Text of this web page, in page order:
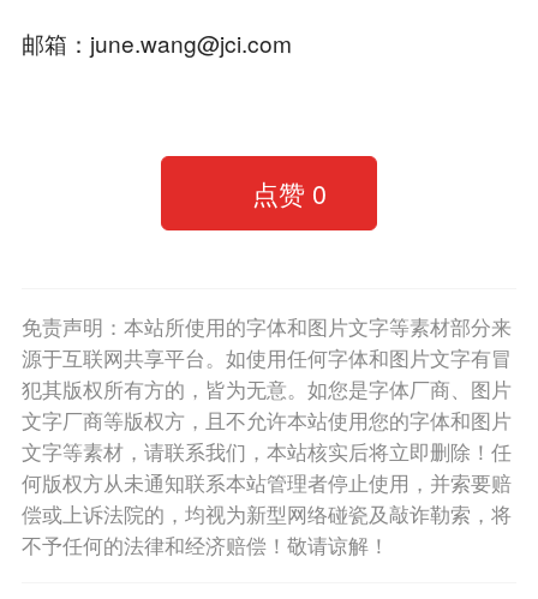
邮箱：june.wang@jci.com
点赞 0
免责声明：本站所使用的字体和图片文字等素材部分来
源于互联网共享平台。如使用任何字体和图片文字有冒
犯其版权所有方的，皆为无意。如您是字体厂商、图片
文字厂商等版权方，且不允许本站使用您的字体和图片
文字等素材，请联系我们，本站核实后将立即删除！任
何版权方从未通知联系本站管理者停止使用，并索要赔
偿或上诉法院的，均视为新型网络碰瓷及敲诈勒索，将
不予任何的法律和经济赔偿！敬请谅解！